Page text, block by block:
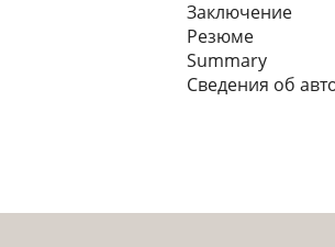
Заключение
Резюме
Summary
Сведения об